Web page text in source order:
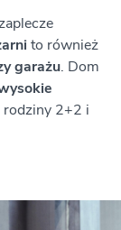
to również
garażu. Dom
rodziny 2+2 i